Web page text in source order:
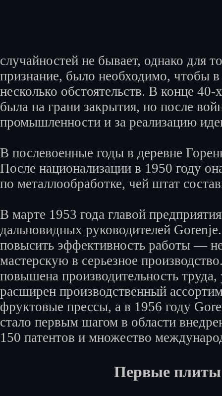
случайностей не бывает, однако для
признание, было необходимо, чтобы
несколько обстоятельств. В конце
была на грани закрытия, но после
промышленности и за реализацию
В послевоенные годы в деревне
После национализации в 1950 году
по металлообработке, чей штат
В марте 1953 года главой
дальновидных руководителей
повысить эффективность работы —
мастерскую в серьезное
повышена производительность
расширен производственный
фруктовые прессы, а в 1956 году
стало первым шагом в области
150 патентов и множество
Первые плиты